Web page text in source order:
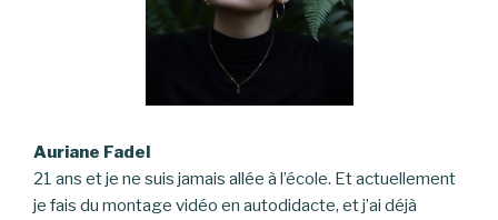
Auriane Fadel
21 ans et je ne suis jamais allée à l’école. Et actuellement
je fais du montage vidéo en autodidacte, et j’ai déjà